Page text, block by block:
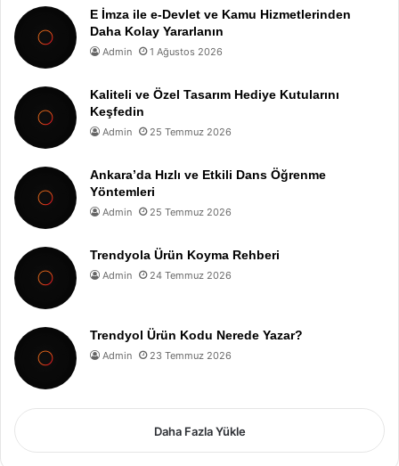
E İmza ile e-Devlet ve Kamu Hizmetlerinden
Daha Kolay Yararlanın
Admin 1 Ağustos 2026
Kaliteli ve Özel Tasarım Hediye Kutularını
Keşfedin
Admin 25 Temmuz 2026
Ankara’da Hızlı ve Etkili Dans Öğrenme
Yöntemleri
Admin 25 Temmuz 2026
Trendyola Ürün Koyma Rehberi
Admin 24 Temmuz 2026
Trendyol Ürün Kodu Nerede Yazar?
Admin 23 Temmuz 2026
Daha Fazla Yükle